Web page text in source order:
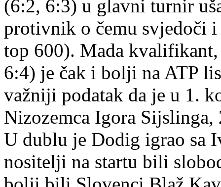
(6:2, 6:3) u glavni turnir
protivnik o čemu svjedoči
top 600). Mada
6:4) je čak i bolji na ATP
važniji podatak da je u 1.
Nizozemca Igora Sijslinga,
U dublu je Dodig igrao sa
nositelji na startu bili